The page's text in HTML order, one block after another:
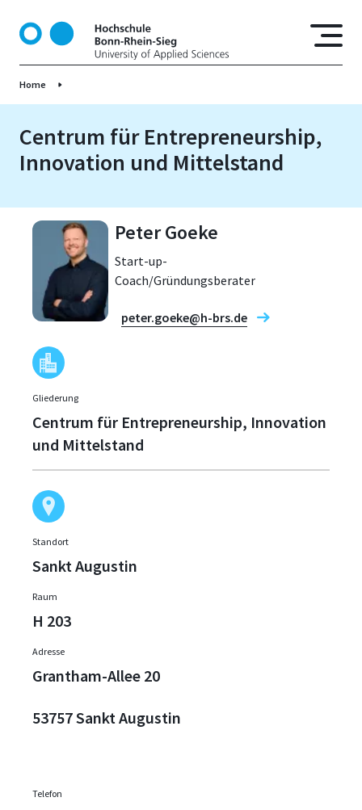
t
n
Home
Centrum für Entrepreneurship,
Innovation und Mittelstand
Peter Goeke
Start-up-
Coach/Gründungsberater
peter.goeke@h-brs.de
Gliederung
Centrum für Entrepreneurship, Innovation
und Mittelstand
Standort
Sankt Augustin
Raum
H 203
Adresse
Grantham-Allee 20
53757 Sankt Augustin
Telefon